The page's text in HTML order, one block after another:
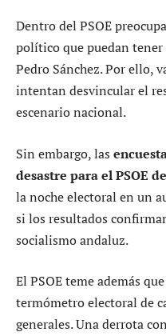
Dentro del PSOE
político que puedan tener
Pedro Sánchez. Por ello,
intentan desvincular el
escenario nacional.
Sin embargo, las
desastre para el PSOE
la noche electoral en un
si los resultados
socialismo andaluz.
El PSOE teme además
termómetro electoral de
generales. Una derrota